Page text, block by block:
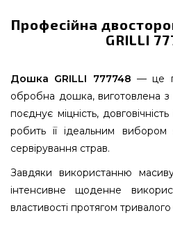
Професійна
GRILLI
Дошка GRILLI 777748 — це
обробна дошка, виготовлена з
поєднує міцність,
робить її ідеальним
сервірування страв.
Завдяки використанню
інтенсивне щоденне
властивості протягом тривалого